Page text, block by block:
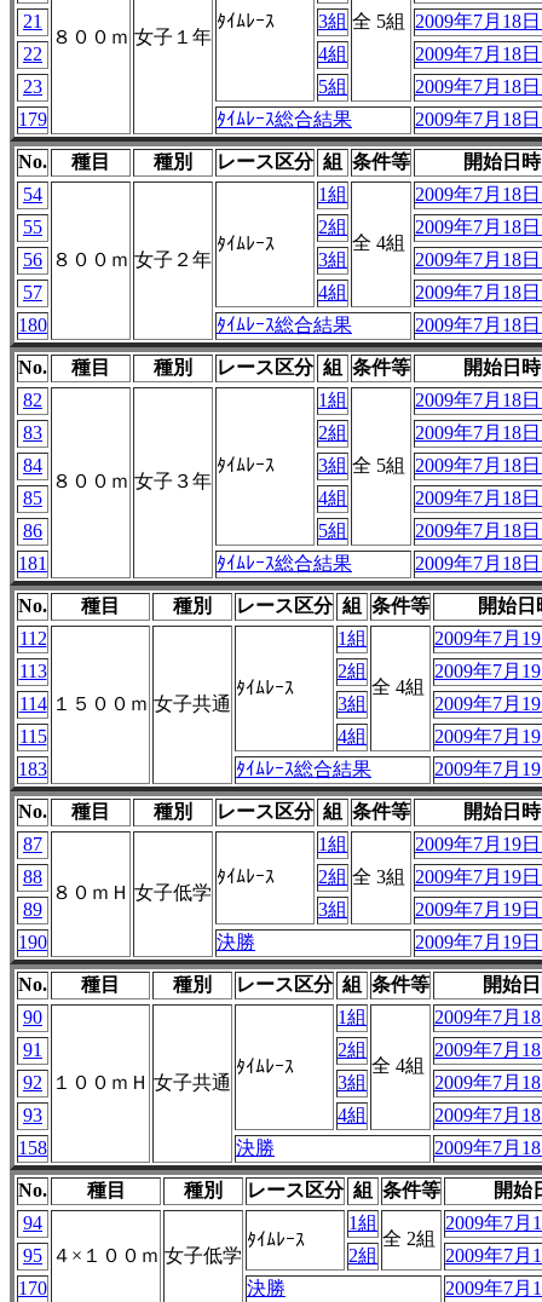
８００ｍ 女子１年
ﾀｲﾑﾚｰｽ 全 5組
21
3組
2009年7月18
22
4組
2009年7月18
23
5組
2009年7月18
179
ﾀｲﾑﾚｰｽ総合結果 2009年7月18
No. 種目 種別 レース区分 組 条件等
開始日時
54
８００ｍ 女子２年
ﾀｲﾑﾚｰｽ
1組
全 4組
2009年7月18
55
2組
2009年7月18
56
3組
2009年7月18
57
4組
2009年7月18
180
ﾀｲﾑﾚｰｽ総合結果 2009年7月18
No. 種目 種別 レース区分 組 条件等
開始日時
82
８００ｍ 女子３年
ﾀｲﾑﾚｰｽ
1組
全 5組
2009年7月18
83
2組
2009年7月18
84
3組
2009年7月18
85
4組
2009年7月18
86
5組
2009年7月18
181
ﾀｲﾑﾚｰｽ総合結果 2009年7月18
No. 種目 種別 レース区分 組 条件等
開始日
112
１５００ｍ 女子共通
ﾀｲﾑﾚｰｽ
1組
全 4組
2009年7月
113
2組
2009年7月
114
3組
2009年7月
115
4組
2009年7月
183
ﾀｲﾑﾚｰｽ総合結果 2009年7月
No. 種目 種別 レース区分 組 条件等
開始日時
87
８０ｍＨ 女子低学
ﾀｲﾑﾚｰｽ
1組
全 3組
2009年7月19
88
2組
2009年7月19
89
3組
2009年7月19
190
決勝 2009年7月19
No. 種目 種別 レース区分 組 条件等
開始
90
１００ｍＨ 女子共通
ﾀｲﾑﾚｰｽ
1組
全 4組
2009年7月
91
2組
2009年7月
92
3組
2009年7月
93
4組
2009年7月
158
決勝 2009年7月
No. 種目 種別 レース区分 組 条件等
開始
94
４×１００ｍ 女子低学
ﾀｲﾑﾚｰｽ
1組
全 2組
2009年7月
95
2組
2009年7月
170
決勝 2009年7月